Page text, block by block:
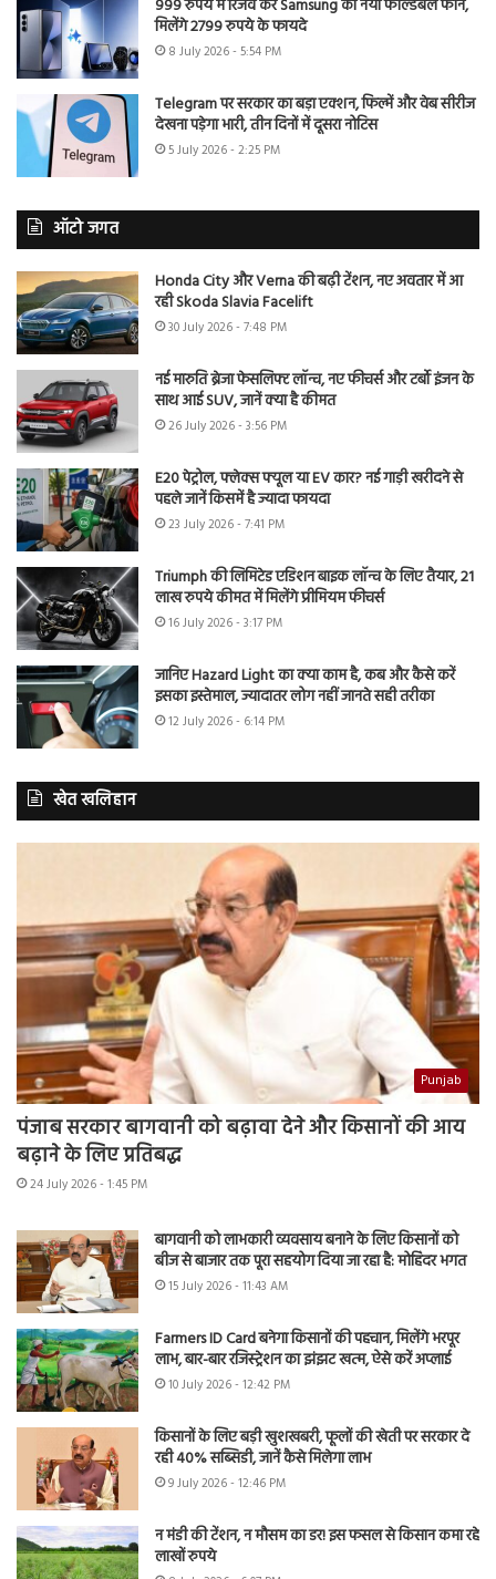
999 रुपये में रिजर्व करें Samsung का नया फोल्डेबल फोन,
मिलेंगे 2799 रुपये के फायदे
8 July 2026 - 5:54 PM
Telegram पर सरकार का बड़ा एक्शन, फिल्में और वेब सीरीज
देखना पड़ेगा भारी, तीन दिनों में दूसरा नोटिस
5 July 2026 - 2:25 PM
ऑटो जगत
Honda City और Verna की बढ़ी टेंशन, नए अवतार में आ
रही Skoda Slavia Facelift
30 July 2026 - 7:48 PM
नई मारुति ब्रेजा फेसलिफ्ट लॉन्च, नए फीचर्स और टर्बो इंजन के
साथ आई SUV, जानें क्या है कीमत
26 July 2026 - 3:56 PM
E20 पेट्रोल, फ्लेक्स फ्यूल या EV कार? नई गाड़ी खरीदने से
पहले जानें किसमें है ज्यादा फायदा
23 July 2026 - 7:41 PM
Triumph की लिमिटेड एडिशन बाइक लॉन्च के लिए तैयार, 21
लाख रुपये कीमत में मिलेंगे प्रीमियम फीचर्स
16 July 2026 - 3:17 PM
जानिए Hazard Light का क्या काम है, कब और कैसे करें
इसका इस्तेमाल, ज्यादातर लोग नहीं जानते सही तरीका
12 July 2026 - 6:14 PM
खेत खलिहान
Punjab
पंजाब सरकार बागवानी को बढ़ावा देने और किसानों की आय
बढ़ाने के लिए प्रतिबद्ध
24 July 2026 - 1:45 PM
बागवानी को लाभकारी व्यवसाय बनाने के लिए किसानों को
बीज से बाजार तक पूरा सहयोग दिया जा रहा है: मोहिंदर भगत
15 July 2026 - 11:43 AM
Farmers ID Card बनेगा किसानों की पहचान, मिलेंगे भरपूर
लाभ, बार-बार रजिस्ट्रेशन का झंझट खत्म, ऐसे करें अप्लाई
10 July 2026 - 12:42 PM
किसानों के लिए बड़ी खुशखबरी, फूलों की खेती पर सरकार दे
रही 40% सब्सिडी, जानें कैसे मिलेगा लाभ
9 July 2026 - 12:46 PM
न मंडी की टेंशन, न मौसम का डर! इस फसल से किसान कमा रहे
लाखों रुपये